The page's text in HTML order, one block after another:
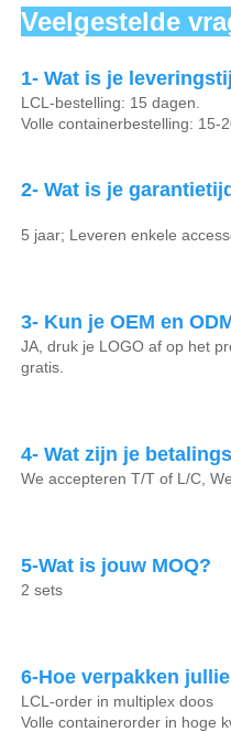
Veelgestelde
1- Wat is je
LCL-bestelling: 15 dagen.
Volle containerbestelling: 15-
2- Wat is je
5 jaar; Leveren enkele
3- Kun je OEM en
JA, druk je LOGO af op het
gratis.
4- Wat zijn je
We accepteren T/T of L/C,
5-Wat is jouw MOQ?
2 sets
6-Hoe verpakken
LCL-order in multiplex doos
Volle containerorder in hoge